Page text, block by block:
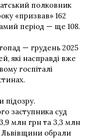
полковник
«призвав» 162
період — ще 108.
— грудень 2025
які насправді вже
госпіталі
підозру.
заступника суд
млн грн та 3,3 млн
Львівщини обрали